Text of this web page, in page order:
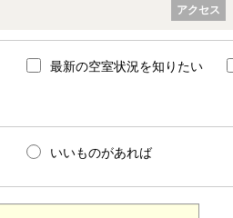
アクセス
最新の空室状況を知りたい
いいものがあれば